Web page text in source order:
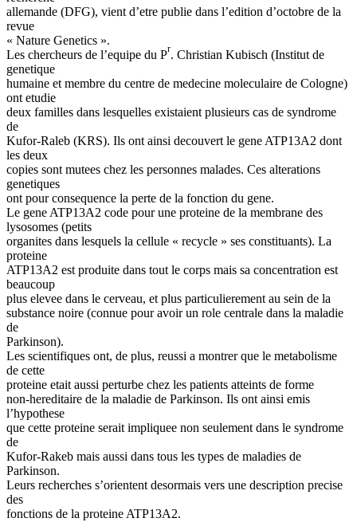
allemande (DFG), vient d’etre publie dans l’edition d’octobre de la
revue
« Nature Genetics ».
Les chercheurs de l’equipe du Pr. Christian Kubisch (Institut de
genetique
humaine et membre du centre de medecine moleculaire de Cologne)
ont etudie
deux familles dans lesquelles existaient plusieurs cas de syndrome
de
Kufor-Raleb (KRS). Ils ont ainsi decouvert le gene ATP13A2 dont
les deux
copies sont mutees chez les personnes malades. Ces alterations
genetiques
ont pour consequence la perte de la fonction du gene.
Le gene ATP13A2 code pour une proteine de la membrane des
lysosomes (petits
organites dans lesquels la cellule « recycle » ses constituants). La
proteine
ATP13A2 est produite dans tout le corps mais sa concentration est
beaucoup
plus elevee dans le cerveau, et plus particulierement au sein de la
substance noire (connue pour avoir un role centrale dans la maladie
de
Parkinson).
Les scientifiques ont, de plus, reussi a montrer que le metabolisme
de cette
proteine etait aussi perturbe chez les patients atteints de forme
non-hereditaire de la maladie de Parkinson. Ils ont ainsi emis
l’hypothese
que cette proteine serait impliquee non seulement dans le syndrome
de
Kufor-Rakeb mais aussi dans tous les types de maladies de
Parkinson.
Leurs recherches s’orientent desormais vers une description precise
des
fonctions de la proteine ATP13A2.